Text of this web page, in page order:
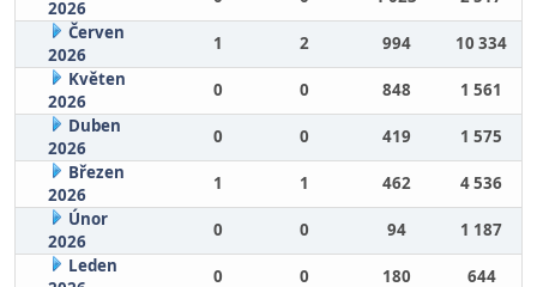
2026
Červen
2026
1 2 994
10 334
Květen
2026
0 0 848
1 561
Duben
2026
0 0 419
1 575
Březen
2026
1 1 462
4 536
Únor
2026
0 0 94
1 187
Leden
0 0 180 644